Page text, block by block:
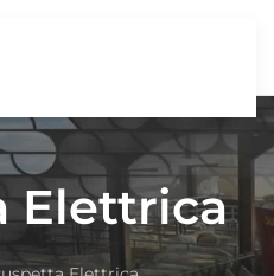
Elettrica